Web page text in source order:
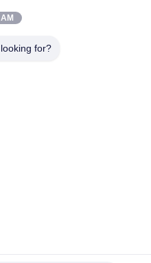
冷間圧延ステンレス鋼板
for?